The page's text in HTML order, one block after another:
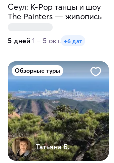
Сеул: K‑Pop танцы и шоу
The Painters — живопись
5 дней 1 – 5 окт. +6 дат
Обзорные туры
Татьяна Б.